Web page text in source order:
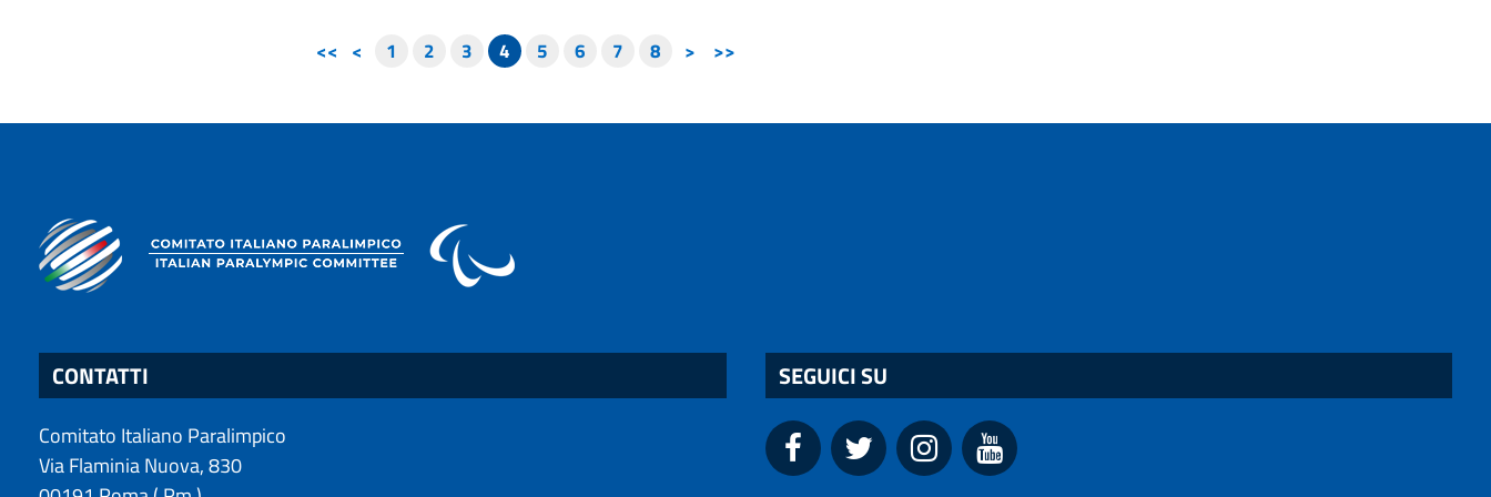
<< < 1 2 3 4 5 6 7 8 > >>
CONTATTI
Comitato Italiano Paralimpico
Via Flaminia Nuova, 830
SEGUICI SU